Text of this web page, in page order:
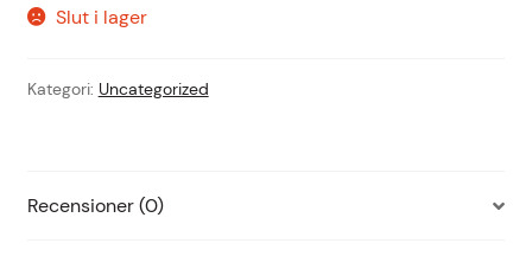
Slut i lager
Kategori: Uncategorized
Recensioner (0)